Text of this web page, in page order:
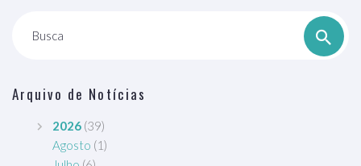
Busca
Arquivo de Notícias
2026 (39)
Agosto (1)